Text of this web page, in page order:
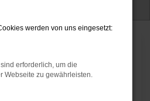
werden von uns eingesetzt:
erforderlich, um die
Webseite zu gewährleisten.